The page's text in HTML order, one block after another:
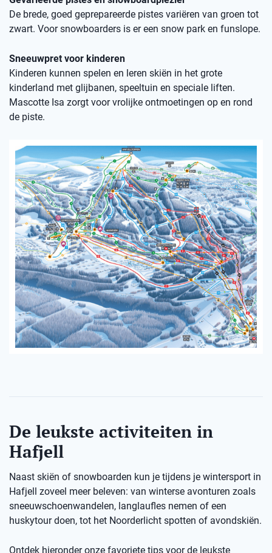
De brede, goed geprepareerde pistes variëren van groen tot
zwart. Voor snowboarders is er een snow park en funslope.
Sneeuwpret voor kinderen
Kinderen kunnen spelen en leren skiën in het grote
kinderland met glijbanen, speeltuin en speciale liften.
Mascotte Isa zorgt voor vrolijke ontmoetingen op en rond
de piste.
De leukste activiteiten in
Hafjell
Naast skiën of snowboarden kun je tijdens je wintersport in
Hafjell zoveel meer beleven: van winterse avonturen zoals
sneeuwschoenwandelen, langlaufles nemen of een
huskytour doen, tot het Noorderlicht spotten of avondskiën.
Ontdek hieronder onze favoriete tips voor de leukste